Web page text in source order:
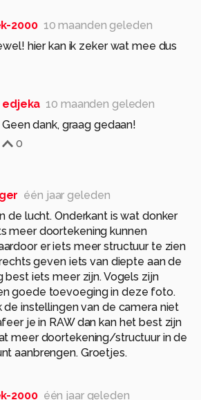
2000 10 maanden geleden
hier kan ik zeker wat mee dus
edjeka 10 maanden geleden
Geen dank, graag gedaan!
0
één jaar geleden
de lucht. Onderkant is wat donker
meer doortekening kunnen
er iets meer structuur te zien
geven iets van diepte aan de
best iets meer zijn. Vogels zijn
goede toevoeging in deze foto.
de instellingen van de camera niet
je in RAW dan kan het best zijn
meer doortekening/structuur in de
aanbrengen. Groetjes.
2000 één jaar geleden